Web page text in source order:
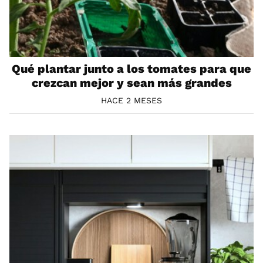
Qué plantar junto a los tomates para que
crezcan mejor y sean más grandes
HACE 2 MESES